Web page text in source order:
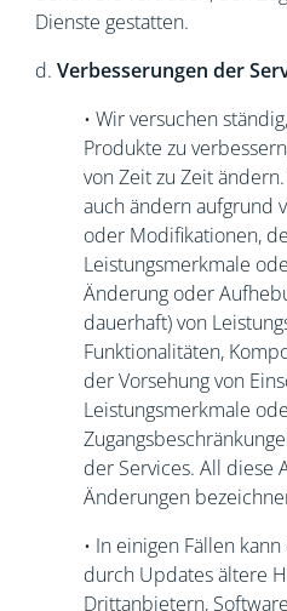
Dienste gestatten.
d. Verbesserungen der
• Wir versuchen
Produkte zu
von Zeit zu Zeit
auch ändern aufgrund
oder Modifikationen,
Leistungsmerkmale
Änderung oder
dauerhaft) von
Funktionalitäten,
der Vorsehung von
Leistungsmerkmale
der Services. All diese
Änderungen
• In einigen Fällen
durch Updates ältere
Drittanbietern,